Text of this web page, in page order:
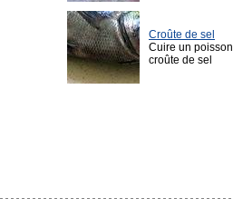
Croûte de sel
Cuire un
croûte de sel